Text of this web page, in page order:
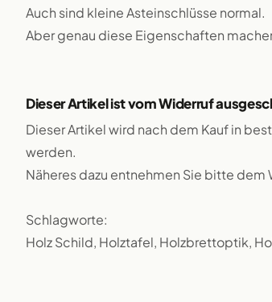
Auch sind kleine Asteinschlüsse normal.
Aber genau diese Eigenschaften
Dieser Artikel ist vom Widerruf
Dieser Artikel wird nach dem Kauf in
werden.
Näheres dazu entnehmen Sie bitte dem
Schlagworte:
Holz Schild, Holztafel, Holzbrettoptik,